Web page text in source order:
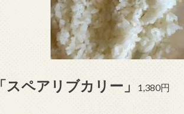
「スペアリブカリー」 1,380円